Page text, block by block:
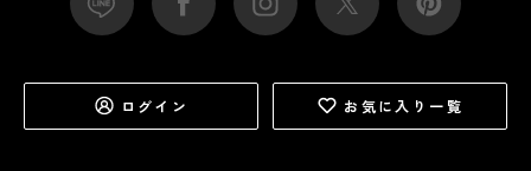
ログイン お気に入り一覧